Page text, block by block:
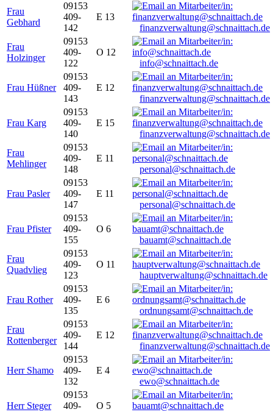
Frau
Gebhard
09153
409-
142
E 13
finanzverwaltung@schnaittach.de
Frau
Holzinger
09153
409-
122
O 12
info@schnaittach.de
Frau Hüßner
09153
409-
143
E 12
finanzverwaltung@schnaittach.de
Frau Karg
09153
409-
140
E 15
finanzverwaltung@schnaittach.de
Frau
Mehlinger
09153
409-
148
E 11
personal@schnaittach.de
Frau Pasler
09153
409-
147
E 11
personal@schnaittach.de
Frau Pfister
09153
409-
155
O 6
bauamt@schnaittach.de
Frau
Quadvlieg
09153
409-
123
O 11
hauptverwaltung@schnaittach.de
Frau Rother
09153
409-
135
E 6
ordnungsamt@schnaittach.de
Frau
Rottenberger
09153
409-
144
E 12
finanzverwaltung@schnaittach.de
Herr Shamo
09153
409-
132
E 4
ewo@schnaittach.de
Herr Steger
09153
409-
O 5